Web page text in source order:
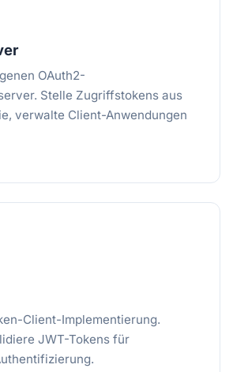
OAuth2-
Stelle Zugriffstokens aus
verwalte Client-Anwendungen
Client-Implementierung.
JWT-Tokens für